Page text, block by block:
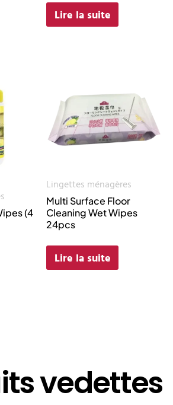
Lire la suite
(4
Lingettes ménagères
Multi Surface Floor
Cleaning Wet Wipes
24pcs
Lire la suite
vedettes